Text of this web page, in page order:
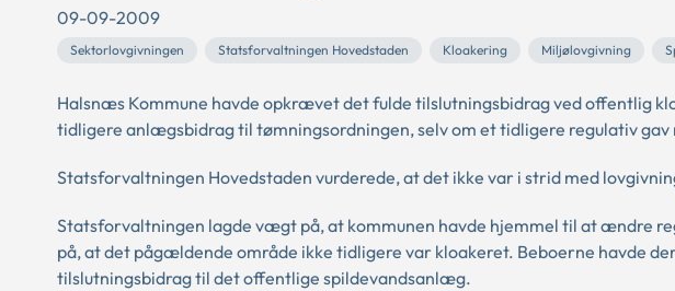
09-09-2009
Sektorlovgivningen Statsforvaltningen Hovedstaden Kloakering Miljølovgivning
Halsnæs Kommune havde opkrævet det fulde tilslutningsbidrag ved offentlig
tidligere anlægsbidrag til tømningsordningen, selv om et tidligere regulativ gav
Statsforvaltningen Hovedstaden vurderede, at det ikke var i strid med
Statsforvaltningen lagde vægt på, at kommunen havde hjemmel til at ændre
på, at det pågældende område ikke tidligere var kloakeret. Beboerne havde
tilslutningsbidrag til det offentlige spildevandsanlæg.